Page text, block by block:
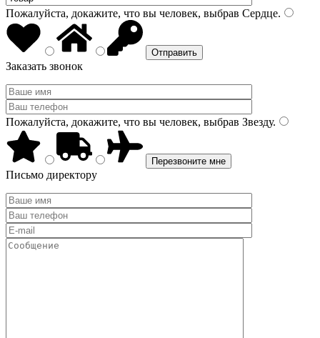
Пожалуйста, докажите, что вы человек, выбрав Сердце.
Заказать звонок
Пожалуйста, докажите, что вы человек, выбрав Звезду.
Письмо директору